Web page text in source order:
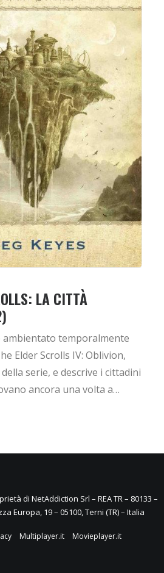
LA CITTÀ
ambientato temporalmente
Elder Scrolls IV: Oblivion,
serie, e descrive i cittadini
ancora una volta a…
di NetAddiction Srl – REA TR – 80133 –
Europa, 19 – 05100, Terni (TR) – Italia
Multiplayer.it Movieplayer.it